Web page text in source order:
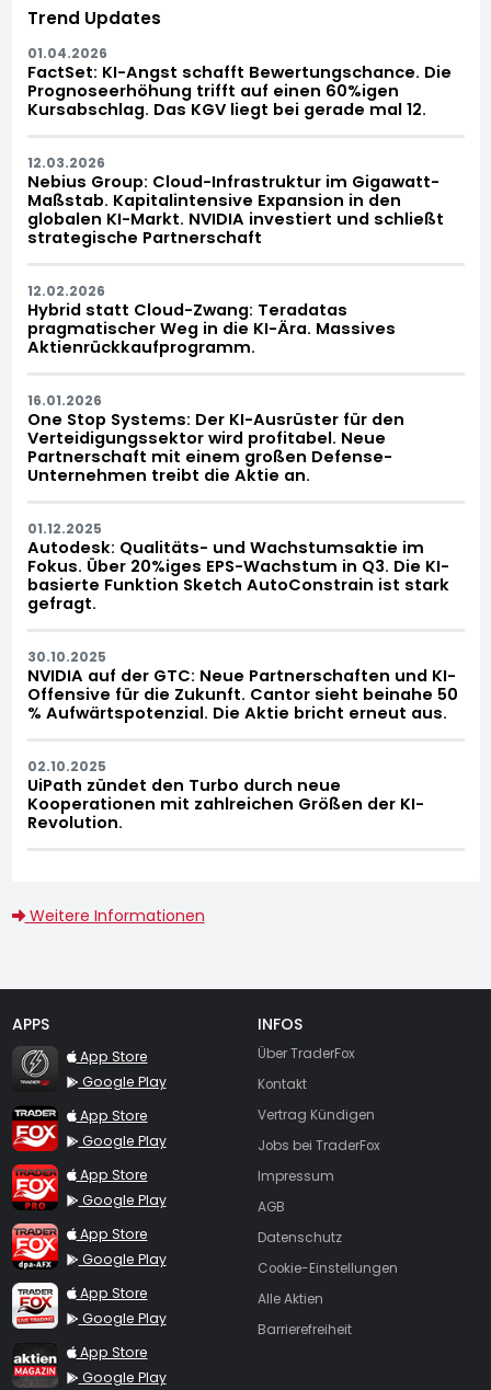
Trend Updates
01.04.2026
FactSet: KI-Angst schafft Bewertungschance. Die
Prognoseerhöhung trifft auf einen 60%igen
Kursabschlag. Das KGV liegt bei gerade mal 12.
12.03.2026
Nebius Group: Cloud-Infrastruktur im Gigawatt-
Maßstab. Kapitalintensive Expansion in den
globalen KI-Markt. NVIDIA investiert und schließt
strategische Partnerschaft
12.02.2026
Hybrid statt Cloud-Zwang: Teradatas
pragmatischer Weg in die KI-Ära. Massives
Aktienrückkaufprogramm.
16.01.2026
One Stop Systems: Der KI-Ausrüster für den
Verteidigungssektor wird profitabel. Neue
Partnerschaft mit einem großen Defense-
Unternehmen treibt die Aktie an.
01.12.2025
Autodesk: Qualitäts- und Wachstumsaktie im
Fokus. Über 20%iges EPS-Wachstum in Q3. Die KI-
basierte Funktion Sketch AutoConstrain ist stark
gefragt.
30.10.2025
NVIDIA auf der GTC: Neue Partnerschaften und KI-
Offensive für die Zukunft. Cantor sieht beinahe 50
% Aufwärtspotenzial. Die Aktie bricht erneut aus.
02.10.2025
UiPath zündet den Turbo durch neue
Kooperationen mit zahlreichen Größen der KI-
Revolution.
Weitere Informationen
APPS
TraderFox Flash
App Store
Google Play
TraderFox App
App Store
Google Play
TraderFox Pro
App Store
Google Play
TraderFox dpa-AFX ProFeed
App Store
Google Play
TraderFox Live Trading
App Store
Google Play
TraderFox aktien Magazin
App Store
Google Play
INFOS
Über TraderFox
Kontakt
Vertrag Kündigen
Jobs bei TraderFox
Impressum
AGB
Datenschutz
Cookie-Einstellungen
Alle Aktien
Barrierefreiheit